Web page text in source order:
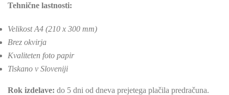
Tehnične lastnosti:
Velikost A4 (210 x 300 mm)
Brez okvirja
Kvaliteten foto papir
Tiskano v Sloveniji
Rok izdelave: do 5 dni od dneva prejetega plačila predračuna.